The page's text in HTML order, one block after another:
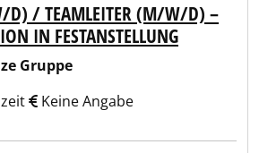
D) / TEAMLEITER (M/W/D) –
IN FESTANSTELLUNG
Gruppe
Keine Angabe